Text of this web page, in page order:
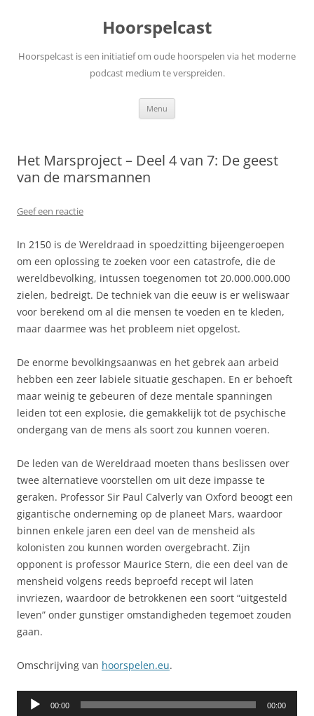
Hoorspelcast
Hoorspelcast is een initiatief om oude hoorspelen via het moderne
podcast medium te verspreiden.
Menu
Het Marsproject – Deel 4 van 7: De geest
van de marsmannen
Geef een reactie
In 2150 is de Wereldraad in spoedzitting bijeengeroepen
om een oplossing te zoeken voor een catastrofe, die de
wereldbevolking, intussen toegenomen tot 20.000.000.000
zielen, bedreigt. De techniek van die eeuw is er weliswaar
voor berekend om al die mensen te voeden en te kleden,
maar daarmee was het probleem niet opgelost.
De enorme bevolkingsaanwas en het gebrek aan arbeid
hebben een zeer labiele situatie geschapen. En er behoeft
maar weinig te gebeuren of deze mentale spanningen
leiden tot een explosie, die gemakkelijk tot de psychische
ondergang van de mens als soort zou kunnen voeren.
De leden van de Wereldraad moeten thans beslissen over
twee alternatieve voorstellen om uit deze impasse te
geraken. Professor Sir Paul Calverly van Oxford beoogt een
gigantische onderneming op de planeet Mars, waardoor
binnen enkele jaren een deel van de mensheid als
kolonisten zou kunnen worden overgebracht. Zijn
opponent is professor Maurice Stern, die een deel van de
mensheid volgens reeds beproefd recept wil laten
invriezen, waardoor de betrokkenen een soort “uitgesteld
leven” onder gunstiger omstandigheden tegemoet zouden
gaan.
Omschrijving van hoorspelen.eu.
Audiospeler
00:00 00:00